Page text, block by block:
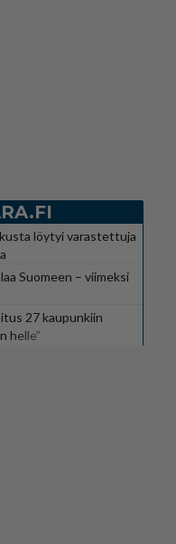
löytyi varastettuja
Suomeen – viimeksi
27 kaupunkiin
helle”